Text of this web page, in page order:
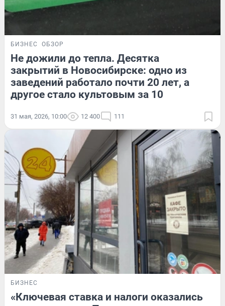
БИЗНЕС ОБЗОР
Не дожили до тепла. Десятка
закрытий в Новосибирске: одно из
заведений работало почти 20 лет, а
другое стало культовым за 10
31 мая, 2026, 10:00 12 400 111
БИЗНЕС
«Ключевая ставка и налоги оказались